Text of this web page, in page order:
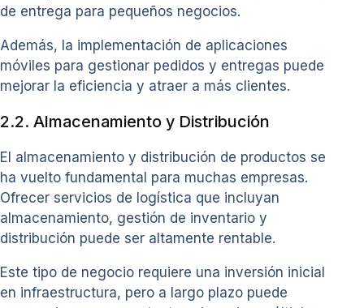
de entrega para pequeños negocios.
Además, la implementación de aplicaciones
móviles para gestionar pedidos y entregas puede
mejorar la eficiencia y atraer a más clientes.
2.2. Almacenamiento y Distribución
El almacenamiento y distribución de productos se
ha vuelto fundamental para muchas empresas.
Ofrecer servicios de logística que incluyan
almacenamiento, gestión de inventario y
distribución puede ser altamente rentable.
Este tipo de negocio requiere una inversión inicial
en infraestructura, pero a largo plazo puede